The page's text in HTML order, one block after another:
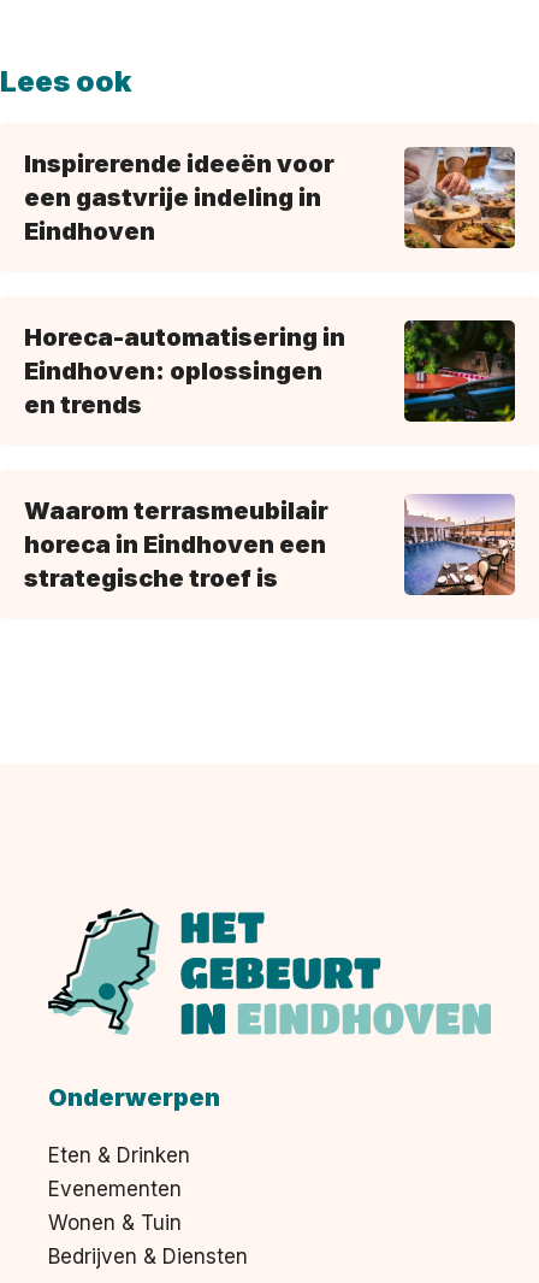
Lees ook
Inspirerende ideeën voor
een gastvrije indeling in
Eindhoven
Horeca-automatisering in
Eindhoven: oplossingen
en trends
Waarom terrasmeubilair
horeca in Eindhoven een
strategische troef is
Onderwerpen
Eten & Drinken
Evenementen
Wonen & Tuin
Bedrijven & Diensten